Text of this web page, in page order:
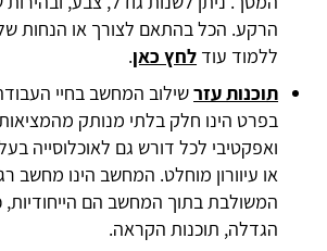
הרקע. הכל בהתאם לצורך או הנחות
ללמוד עוד לחץ כאן.
תוכנות עזרשילוב המחשב בחיי
בפרט הינו חלק בלתי מנותק
ואפקטיבי לכל דורש גם לאוכלוסייה
או עיוורון מוחלט. המחשב הינו מחשב
המשולבת בתוך המחשב הם הייחודיות,
הגדלה, תוכנות הקראה.